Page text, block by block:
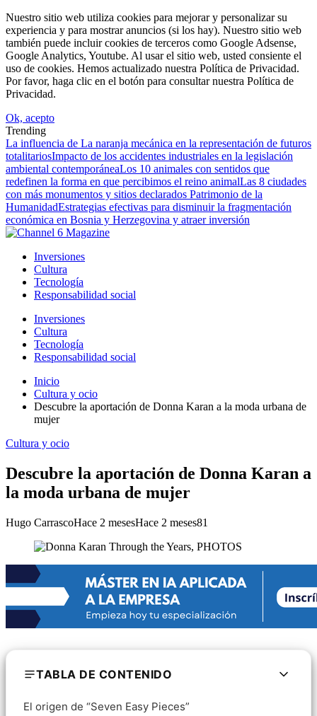
Nuestro sitio web utiliza cookies para mejorar y personalizar su
experiencia y para mostrar anuncios (si los hay). Nuestro sitio web
también puede incluir cookies de terceros como Google Adsense,
Google Analytics, Youtube. Al usar el sitio web, usted consiente el
uso de cookies. Hemos actualizado nuestra Política de Privacidad.
Por favor, haga clic en el botón para consultar nuestra Política de
Privacidad.
Ok, acepto
Trending
La influencia de La naranja mecánica en la representación de futuros
totalitariosImpacto de los accidentes industriales en la legislación
ambiental contemporáneaLos 10 animales con sentidos que
redefinen la forma en que percibimos el reino animalLas 8 ciudades
con más monumentos y sitios declarados Patrimonio de la
HumanidadEstrategias efectivas para disminuir la fragmentación
económica en Bosnia y Herzegovina y atraer inversión
Inversiones
Cultura
Tecnología
Responsabilidad social
Inversiones
Cultura
Tecnología
Responsabilidad social
Inicio
Cultura y ocio
Descubre la aportación de Donna Karan a la moda urbana de
mujer
Cultura y ocio
Descubre la aportación de Donna Karan a
la moda urbana de mujer
Hugo CarrascoHace 2 mesesHace 2 meses81
TABLA DE CONTENIDO
El origen de “Seven Easy Pieces”